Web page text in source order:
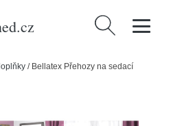
Vyhledávání
/ Bellatex Přehozy na sedací
150 x 200, 2 ks 65 x 150 cm